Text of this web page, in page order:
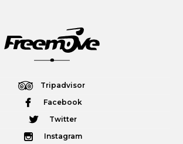
Tripadvisor
Facebook
Twitter
Instagram